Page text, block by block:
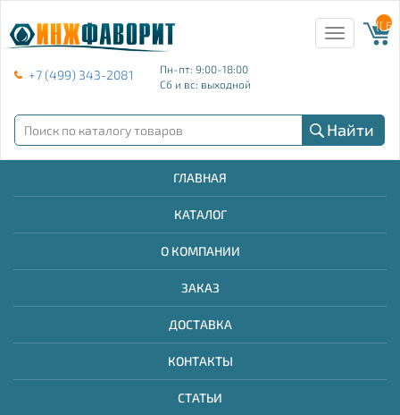
+7 (499) 343-2081
Пн-пт: 9:00-18:00
Сб и вс: выходной
Toggle
navigation
{{
Найти
ГЛАВНАЯ
КАТАЛОГ
О КОМПАНИИ
ЗАКАЗ
ДОСТАВКА
КОНТАКТЫ
СТАТЬИ